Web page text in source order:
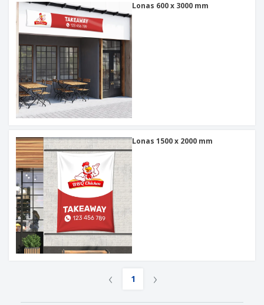
Lonas 600 x 3000 mm
Lonas 1500 x 2000 mm
‹ 1 ›